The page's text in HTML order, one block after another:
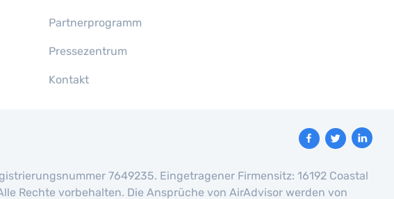
Partnerprogramm
Pressezentrum
Kontakt
7649235. Eingetragener Firmensitz: 16192 Coastal
Rechte vorbehalten. Die Ansprüche von AirAdvisor werden von